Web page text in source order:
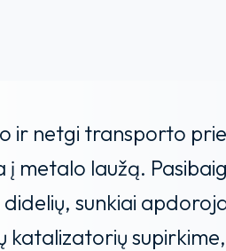
ir netgi transporto
metalo laužą.
sunkiai
katalizatorių